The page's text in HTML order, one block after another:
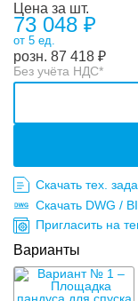
Цена за шт.
73 048 ₽
от 5 ед.
розн. 87 418 ₽
Без учёта НДС*
Скачать тех.
Скачать DWG /
Пригласить на
Варианты